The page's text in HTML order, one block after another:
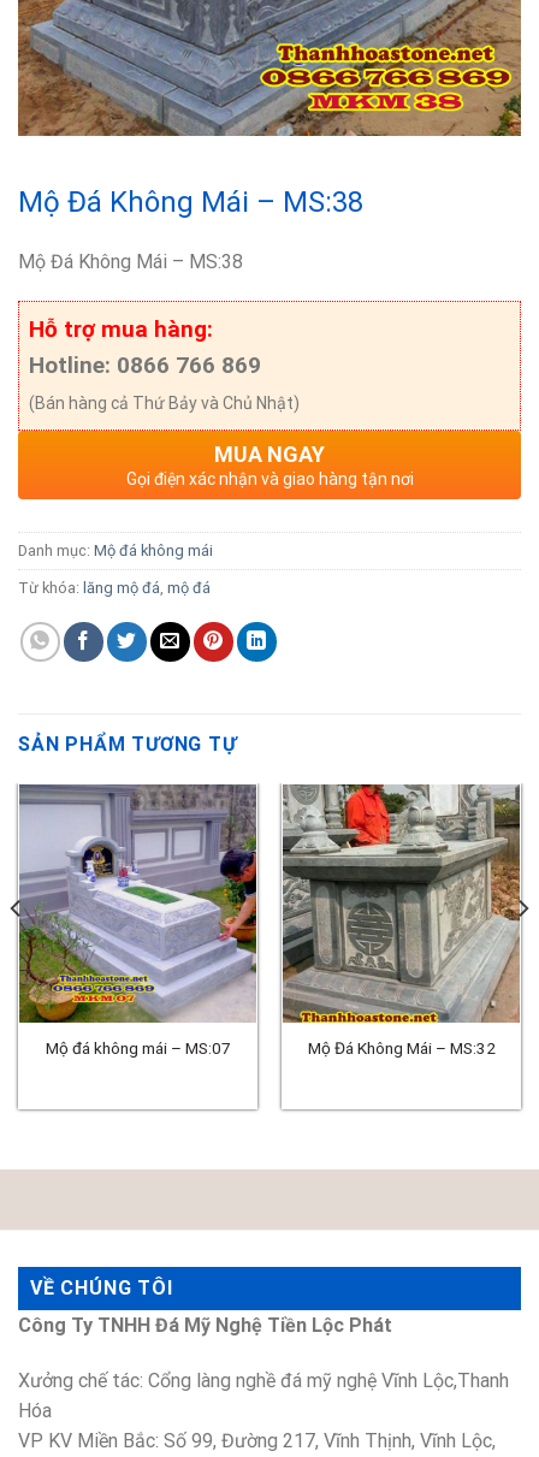
Mộ Đá Không Mái – MS:38
Mộ Đá Không Mái – MS:38
Hỗ trợ mua hàng:
Hotline: 0866 766 869
(Bán hàng cả Thứ Bảy và Chủ Nhật)
MUA NGAY
Gọi điện xác nhận và giao hàng tận nơi
Danh mục: Mộ đá không mái
Từ khóa: lăng mộ đá, mộ đá
SẢN PHẨM TƯƠNG TỰ
Mộ đá không mái – MS:07 Mộ Đá Không Mái – MS:32
VỀ CHÚNG TÔI
Công Ty TNHH Đá Mỹ Nghệ Tiền Lộc Phát
Xưởng chế tác: Cổng làng nghề đá mỹ nghệ Vĩnh Lộc,Thanh
Hóa
VP KV Miền Bắc: Số 99, Đường 217, Vĩnh Thịnh, Vĩnh Lộc,